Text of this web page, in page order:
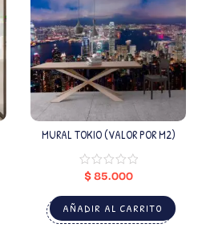
MURAL TOKIO (VALOR POR M2)
$85.000
AÑADIR AL CARRITO